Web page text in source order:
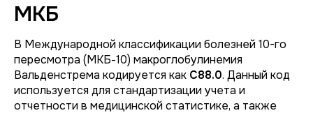
МКБ
В Международной классификации болезней 10-го
пересмотра (МКБ-10) макроглобулинемия
Вальденстрема кодируется как C88.0. Данный код
используется для стандартизации учета и
отчетности в медицинской статистике, а также